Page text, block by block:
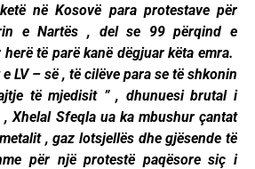
në Kosovë para protestave për
e Nartës , del se 99 përqind e
të parë kanë dëgjuar këta emra.
LV – së , të cilëve para se të shkonin
të mjedisit ” , dhunuesi brutal i
Xhelal Sfeqla ua ka mbushur çantat
, gaz lotsjellës dhe gjësende të
për një protestë paqësore siç i